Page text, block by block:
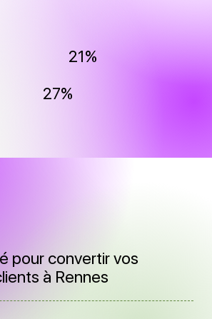
21%
27%
pour convertir vos
à Rennes